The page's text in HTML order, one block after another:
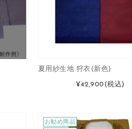
夏用紗生地 狩衣(新色)
¥42,900 (税込)
お勧め商品